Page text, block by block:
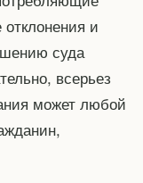
и
суда
всерьез
может любой